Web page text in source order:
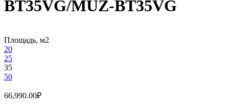
BT35VG/MUZ-BT35VG
Площадь, м2
20
25
35
50
66,990.00₽